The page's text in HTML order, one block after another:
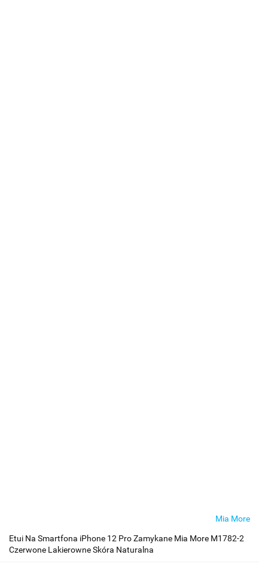
Mia More
Etui Na Smartfona iPhone 12 Pro Zamykane Mia More M1782-2
Czerwone Lakierowne Skóra Naturalna